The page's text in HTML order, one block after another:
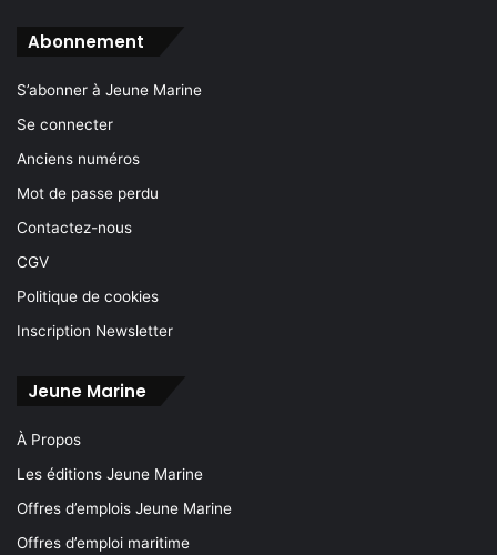
Abonnement
S’abonner à Jeune Marine
Se connecter
Anciens numéros
Mot de passe perdu
Contactez-nous
CGV
Politique de cookies
Inscription Newsletter
Jeune Marine
À Propos
Les éditions Jeune Marine
Offres d’emplois Jeune Marine
Offres d’emploi maritime